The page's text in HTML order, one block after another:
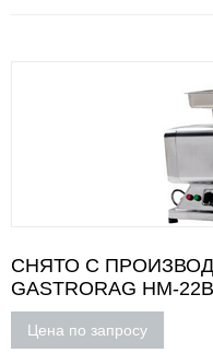
СНЯТО С
GASTRORAG HM-22B
Цена по запросу